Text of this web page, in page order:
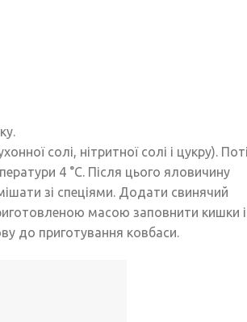
солі, нітритної солі і цукру).
4 °С. Після цього яловичину
зі спеціями. Додати свинячий
масою заповнити кишки і
до приготування ковбаси.